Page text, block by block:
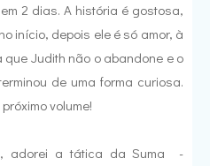
2 dias. A história é gostosa,
início, depois ele é só amor, à
Judith não o abandone e o
de uma forma curiosa.
volume!
adorei a tática da Suma -